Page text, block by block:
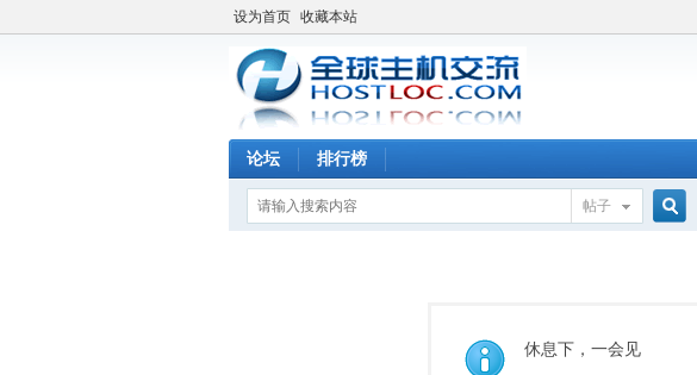
设为首页 收藏本站
论坛 排行榜
帖子
休息下，一会见